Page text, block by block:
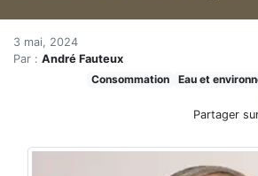
Accueil
Articles
Eau et environnement
Des micro-organismes
Des micro-
3 mai, 2024
Par : André Fauteux
Consommation
Eau et
Partager